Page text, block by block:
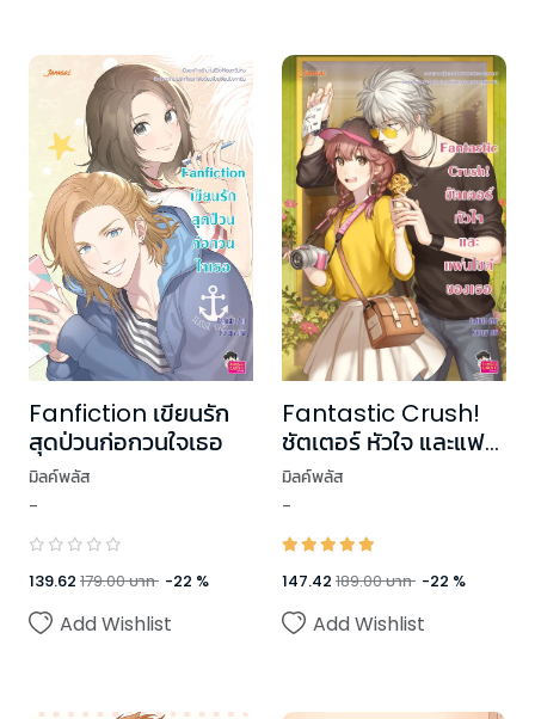
Fanfiction เขียนรัก
สุดป่วนก่อกวนใจเธอ
มิลค์พลัส
-
139.62 179.00บาท -22 %
Add Wishlist
Fantastic Crush!
ชัตเตอร์ หัวใจ และแฟน
ไซต์ของเธอ
มิลค์พลัส
-
147.42 189.00บาท -22 %
Add Wishlist